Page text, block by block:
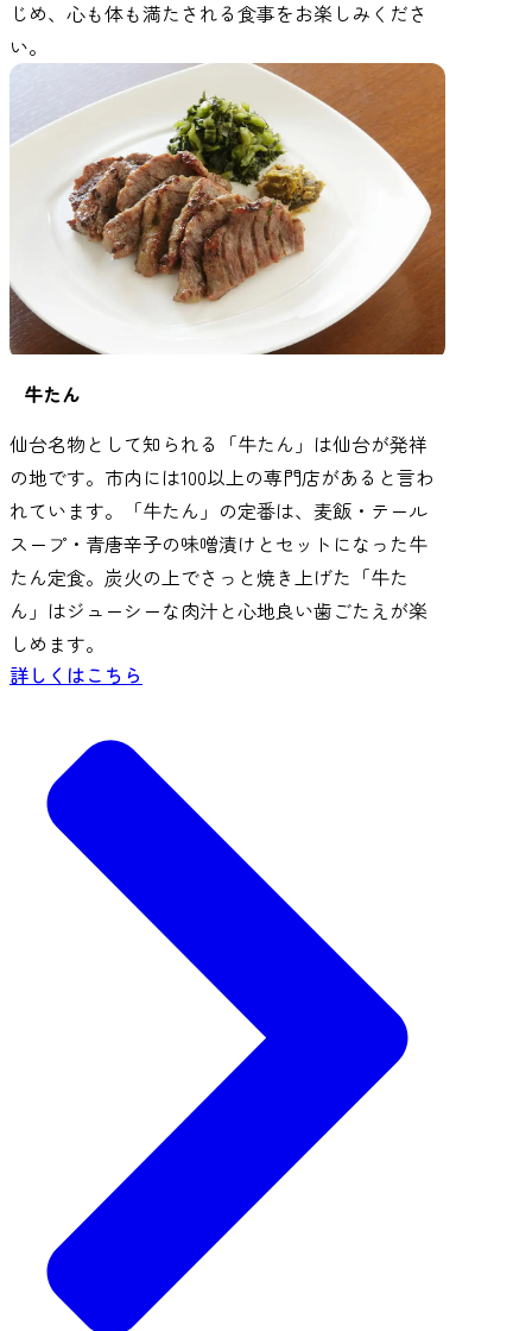
じめ、心も体も満たされる食事をお楽しみくださ
い。
牛たん
仙台名物として知られる「牛たん」は仙台が発祥
の地です。市内には100以上の専門店があると言わ
れています。「牛たん」の定番は、麦飯・テール
スープ・青唐辛子の味噌漬けとセットになった牛
たん定食。炭火の上でさっと焼き上げた「牛た
ん」はジューシーな肉汁と心地良い歯ごたえが楽
しめます。
詳しくはこちら